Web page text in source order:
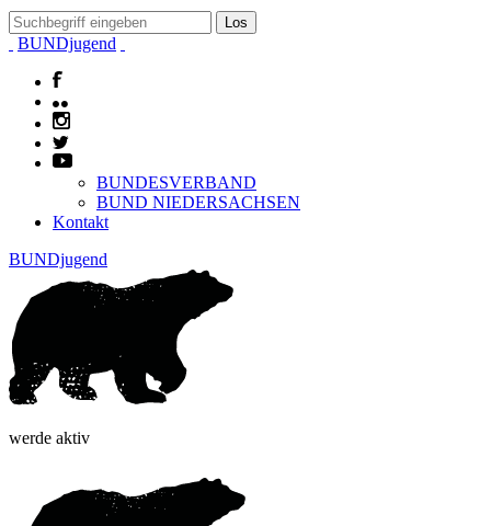
BUNDjugend
BUNDESVERBAND
BUND NIEDERSACHSEN
Kontakt
BUNDjugend
werde aktiv